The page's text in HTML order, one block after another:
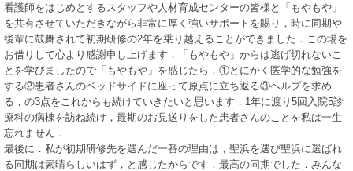
看護師をはじめとするスタッフや人材育成センターの皆様と「もやもや」
を共有させていただきながら非常に厚く強いサポートを賜り，時に同期や
後輩に鼓舞されて初期研修の2年を乗り越えることができました．この場を
お借りして心より感謝申し上げます．「もやもや」からは逃げ切れないこ
とを学びましたので「もやもや」を感じたら，①とにかく医学的な勉強を
する②患者さんのベッドサイドに座って原点に立ち返る③ヘルプを求め
る，の3点をこれからも続けていきたいと思います．1年に渡り5回入院5診
療科の病棟を訪ね続け，最期のお見送りをした患者さんのことを私は一生
忘れません．
最後に．私が初期研修先を選んだ一番の理由は，聖浜を選び聖浜に選ばれ
る同期は素晴らしいはず，と感じたからです．最高の同期でした．みんな